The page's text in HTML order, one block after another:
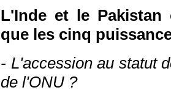
L'Inde et le
que les cinq
- L'accession au statut
de l'ONU ?